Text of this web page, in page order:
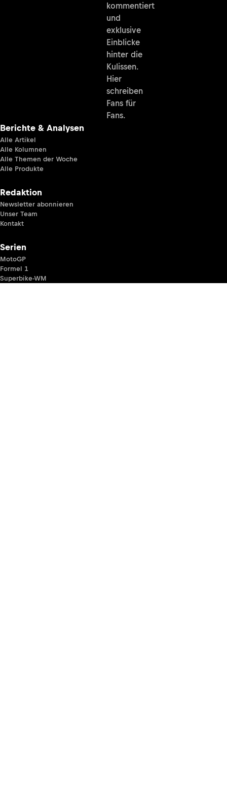
kommentiert
und
exklusive
Einblicke
hinter die
Kulissen.
Hier
schreiben
Fans für
Fans.
Berichte & Analysen
Alle Artikel
Alle Kolumnen
Alle Themen der Woche
Alle Produkte
Redaktion
Newsletter abonnieren
Unser Team
Kontakt
Serien
MotoGP
Formel 1
Superbike-WM